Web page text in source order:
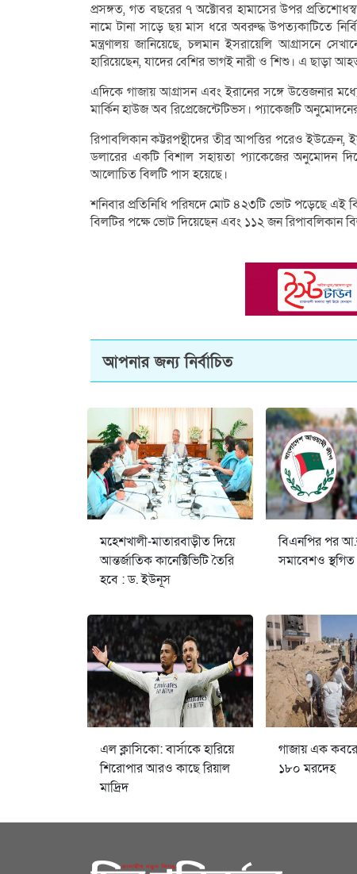
প্রসঙ্গত, গত বছরের ৭ অক্টোবর হামাসের উপর
নামে টানা সাড়ে ছয় মাস ধরে অবরুদ্ধ উপত্যকাটিতে
মন্ত্রণালয় জানিয়েছে, চলমান ইসরায়েলি আগ্রাসনে
হারিয়েছেন, যাদের বেশির ভাগই নারী ও শিশু। এ
এদিকে গাজায় আগ্রাসন এবং ইরানের সঙ্গে উত্তেজনার
মার্কিন হাউজ অব রিপ্রেজেন্টেটিভস। প্যাকেজটি
রিপাবলিকান কট্টরপন্থীদের তীব্র আপত্তির পরেও
ডলারের একটি বিশাল সহায়তা প্যাকেজের অনুমোদন
আলোচিত বিলটি পাস হয়েছে।
শনিবার প্রতিনিধি পরিষদে মোট ৪২৩টি ভোট পড়েছে
বিলটির পক্ষে ভোট দিয়েছেন এবং ১১২ জন রিপাবলিকান
আপনার জন্য নির্বাচিত
মহেশখালী-মাতারবাড়ীত দিয়ে
আন্তর্জাতিক কানেক্টিভিটি তৈরি
হবে : ড. ইউনূস
বিএনপির পর
সমাবেশও স্থগিত
এল ক্লাসিকো: বার্সাকে হারিয়ে
শিরোপার আরও কাছে রিয়াল
মাদ্রিদ
গাজায় এক
১৮০ মরদেহ